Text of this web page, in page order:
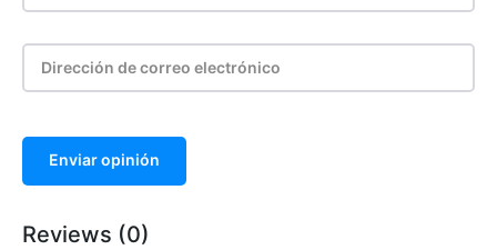
Enviar opinión
Reviews (0)